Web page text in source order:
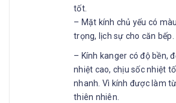
tốt.
– Mặt kính chủ yếu có
trọng, lịch sự cho căn bếp.
– Kính kanger có độ bền,
nhiệt cao, chịu sốc nhiệt
nhanh. Vì kính được làm
thiên nhiên.